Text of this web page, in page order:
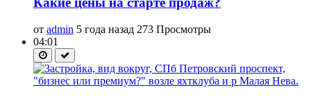
от admin 5 года назад 273 Просмотры
04:01